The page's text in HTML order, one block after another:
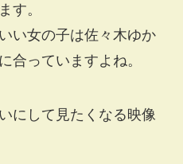
す。
い女の子は佐々木ゆか
合っていますよね。
にして見たくなる映像